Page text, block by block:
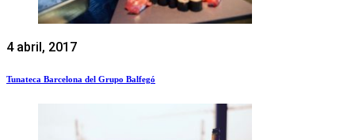
4 abril, 2017
Tunateca Barcelona del Grupo Balfegó